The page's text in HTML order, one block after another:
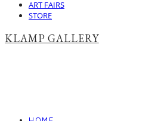
ART FAIRS
STORE
KLAMP GALLERY